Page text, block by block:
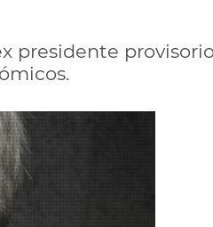
presidente